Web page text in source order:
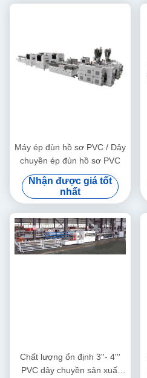
Máy ép đùn hồ sơ PVC / Dây
chuyền ép đùn hồ sơ PVC
Nhận được giá tốt
nhất
Chất lượng ổn định 3''- 4'''
PVC dây chuyền sản xuất